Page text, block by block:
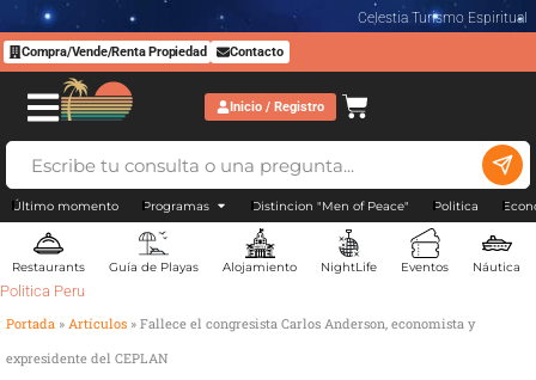
Celestia Turismo Espiritual
Compra/Vende/Renta Propiedad Contacto
Inicio / Registro
Último momento Programas Distincion "Men of Peace" Politica
Restaurants Guía de Playas Alojamiento NightLife Eventos Náutica
Politica Peru
Portada » Artículos » Fallece el congresista Carlos Anderson, economista y
expresidente del CEPLAN